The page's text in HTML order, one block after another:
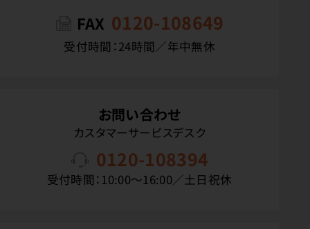
FAX 0120-108649
受付時間：24時間／年中無休
お問い合わせ
カスタマーサービスデスク
0120-108394
受付時間：10:00〜16:00／土日祝休